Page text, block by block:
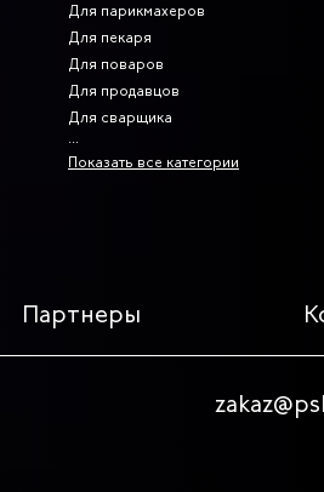
Для парикмахеров
Для пекаря
Для поваров
Для продавцов
Для сварщика
Показать все категории
Партнеры